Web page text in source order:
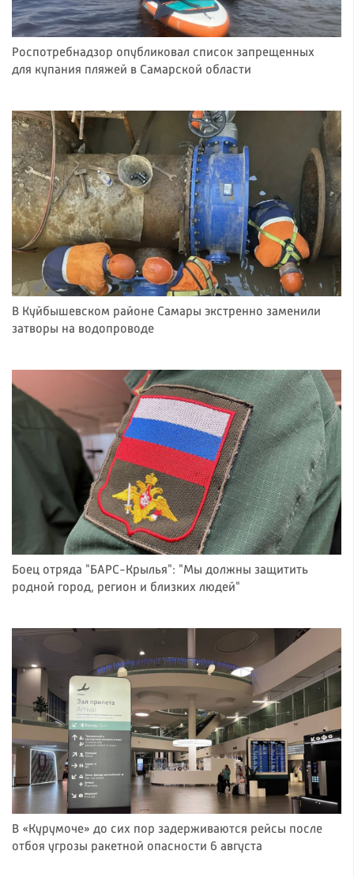
Роспотребнадзор опубликовал список запрещенных
для купания пляжей в Самарской области
В Куйбышевском районе Самары экстренно заменили
затворы на водопроводе
Боец отряда "БАРС-Крылья": "Мы должны защитить
родной город, регион и близких людей"
В «Курумоче» до сих пор задерживаются рейсы после
отбоя угрозы ракетной опасности 6 августа